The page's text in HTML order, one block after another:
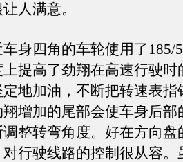
人满意。
四角的车轮使用了185/
提高了劲翔在高速行驶时
地加油，不断把转速表指
增加的尾部会使车身后部
整转弯角度。好在方向盘
对行驶线路的控制很从容